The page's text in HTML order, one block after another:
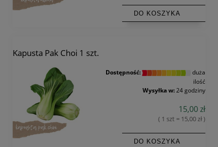
DO KOSZYKA
Kapusta Pak Choi 1 szt.
Dostępność:
duża
ilość
Wysyłka w: 24 godziny
15,00 zł
( 1 szt = 15,00 zł )
DO KOSZYKA